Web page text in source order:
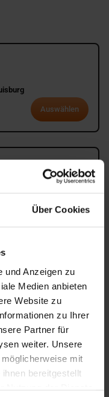
Über Cookies
und Anzeigen zu
Medien anbieten
Website zu
zu Ihrer
Partner für
weiter. Unsere
mit
bereitgestellt
Nutzung der Dienste
Auswählen
Auswählen
Auswählen